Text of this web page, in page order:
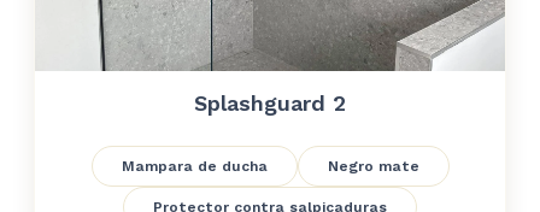
Splashguard 2
Mampara de ducha Negro mate
Protector contra salpicaduras